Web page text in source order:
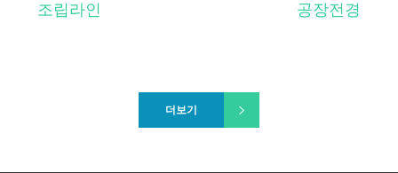
조립라인 공장전경
더보기